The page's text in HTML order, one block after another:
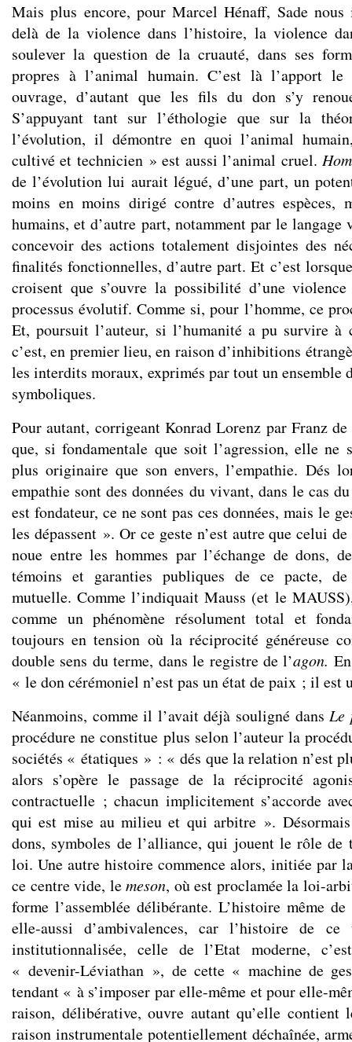
Mais plus encore, pour Marcel Hénaff, Sade
delà de la violence dans l’histoire, la violence
soulever la question de la cruauté, dans ses
propres à l’animal humain. C’est là l’apport
ouvrage, d’autant que les fils du don s’y
S’appuyant tant sur l’éthologie que sur la
l’évolution, il démontre en quoi l’animal
cultivé et technicien » est aussi l’animal cruel.
de l’évolution lui aurait légué, d’une part, un
moins en moins dirigé contre d’autres espèces,
humains, et d’autre part, notamment par le langage
concevoir des actions totalement disjointes des
finalités fonctionnelles, d’autre part. Et c’est
croisent que s’ouvre la possibilité d’une
processus évolutif. Comme si, pour l’homme, ce
Et, poursuit l’auteur, si l’humanité a pu survire à
c’est, en premier lieu, en raison d’inhibitions
les interdits moraux, exprimés par tout un ensemble
symboliques.
Pour autant, corrigeant Konrad Lorenz par Franz
que, si fondamentale que soit l’agression, elle ne
plus originaire que son envers, l’empathie. Dés
empathie sont des données du vivant, dans le cas
est fondateur, ce ne sont pas ces données, mais le
les dépassent ». Or ce geste n’est autre que celui
noue entre les hommes par l’échange de dons,
témoins et garanties publiques de ce pacte, de
mutuelle. Comme l’indiquait Mauss (et le
comme un phénomène résolument total et
toujours en tension où la réciprocité généreuse
double sens du terme, dans le registre de l’agon.
« le don cérémoniel n’est pas un état de paix ; il
Néanmoins, comme il l’avait déjà souligné dansLe
procédure ne constitue plus selon l’auteur la
sociétés « étatiques » : « dés que la relation n’est
alors s’opère le passage de la réciprocité
contractuelle ; chacun implicitement s’accorde
qui est mise au milieu et qui arbitre ».
dons, symboles de l’alliance, qui jouent le rôle
loi. Une autre histoire commence alors, initiée par
ce centre vide, lemeson, où est proclamée la loi-
forme l’assemblée délibérante. L’histoire même
elle-aussi d’ambivalences, car l’histoire de
institutionnalisée, celle de l’Etat moderne,
« devenir-Léviathan », de cette « machine de
tendant « à s’imposer par elle-même et pour elle-
raison, délibérative, ouvre autant qu’elle contient
raison instrumentale potentiellement déchaînée,